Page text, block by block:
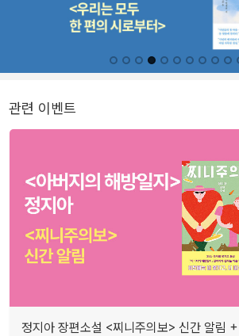
관련 이벤트
정지아 장편소설 <찌니주의보> 신간 알림 +